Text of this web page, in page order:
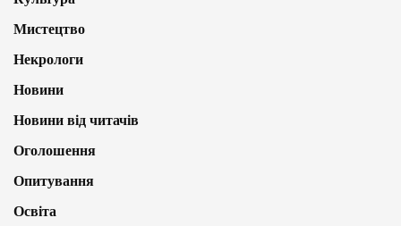
Мистецтво
Некрологи
Новини
Новини від читачів
Оголошення
Опитування
Освіта